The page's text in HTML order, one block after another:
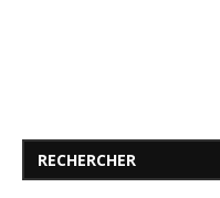
RECHERCHER